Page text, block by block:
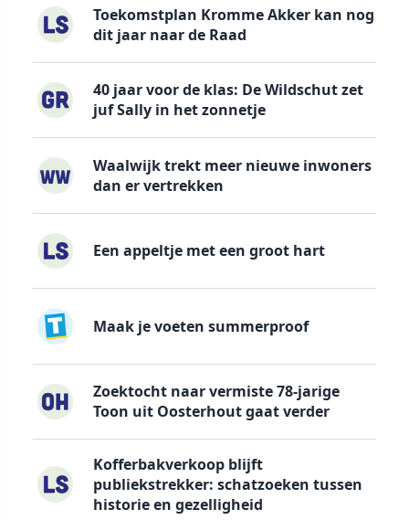
Toekomstplan Kromme Akker kan nog
dit jaar naar de Raad
40 jaar voor de klas: De Wildschut zet
juf Sally in het zonnetje
Waalwijk trekt meer nieuwe inwoners
dan er vertrekken
Een appeltje met een groot hart
Maak je voeten summerproof
Zoektocht naar vermiste 78-jarige
Toon uit Oosterhout gaat verder
Kofferbakverkoop blijft
publiekstrekker: schatzoeken tussen
historie en gezelligheid